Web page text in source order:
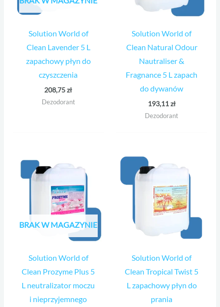
Solution World of
Clean Lavender 5 L
zapachowy płyn do
czyszczenia
208,75zł
Dezodorant
Solution World of
Clean Natural Odour
Nautraliser &
Fragnance 5 L zapach
do dywanów
193,11zł
Dezodorant
BRAK W MAGAZYNIE
Solution World of
Clean Prozyme Plus 5
L neutralizator moczu
i nieprzyjemnego
Solution World of
Clean Tropical Twist 5
L zapachowy płyn do
prania